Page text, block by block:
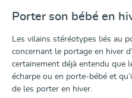
Porter son bébé en
Les vilains stéréotypes liés au
concernant le portage en hiver
certainement déjà entendu que
écharpe ou en porte-bébé et
de les porter en hiver.